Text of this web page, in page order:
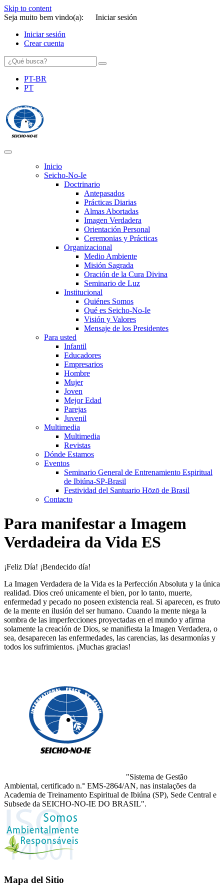
Skip to content
Seja muito bem vindo(a):
Iniciar sesión
Iniciar sesión
Crear cuenta
PT-BR
PT
Inicio
Seicho-No-Ie
Doctrinario
Antepasados
Prácticas Diarias
Almas Abortadas
Imagen Verdadera
Orientación Personal
Ceremonias y Prácticas
Organizacional
Medio Ambiente
Misión Sagrada
Oración de la Cura Divina
Seminario de Luz
Institucional
Quiénes Somos
Qué es Seicho-No-Ie
Visión y Valores
Mensaje de los Presidentes
Para usted
Infantil
Educadores
Empresarios
Hombre
Mujer
Joven
Mejor Edad
Parejas
Juvenil
Multimedia
Multimedia
Revistas
Dónde Estamos
Eventos
Seminario General de Entrenamiento Espiritual
de Ibiúna-SP-Brasil
Festividad del Santuario Hōzō de Brasil
Contacto
Para manifestar a Imagem
Verdadeira da Vida ES
¡Feliz Día! ¡Bendecido día!
La Imagen Verdadera de la Vida es la Perfección Absoluta y la única
realidad. Dios creó unicamente el bien, por lo tanto, muerte,
enfermedad y pecado no poseen existencia real. Si aparecen, es fruto
de la mente en ilusión del ser humano. Cuando la mente niega la
sombra de las imperfecciones proyectadas en el mundo y afirma
solamente la creación de Dios, se manifiesta la Imagen Verdadera, o
sea, desaparecen las enfermedades, las carencias, las desarmonías y
todos los sufrimientos. ¡Muchas gracias!
"Sistema de Gestão
Ambiental, certificado n.° EMS-2864/AN, nas instalações da
Academia de Treinamento Espiritual de Ibiúna (SP), Sede Central e
Subsede da SEICHO-NO-IE DO BRASIL".
Mapa del Sitio